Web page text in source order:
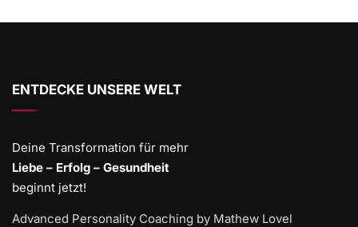
ENTDECKE UNSERE WELT
Deine Transformation für mehr
Liebe – Erfolg – Gesundheit
beginnt jetzt!
Advanced Personality Coaching by Mathew Lovel